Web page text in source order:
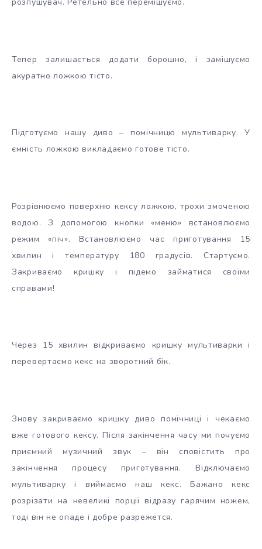
Тепер залишається додати борошно, і замішуємо
акуратно ложкою тісто.
Підготуємо нашу диво – помічницю мультиварку. У
ємність ложкою викладаємо готове тісто.
Розрівнюємо поверхню кексу ложкою, трохи змоченою
водою. З допомогою кнопки «меню» встановлюємо
режим «піч». Встановлюємо час приготування 15
хвилин і температуру 180 градусів. Стартуємо.
Закриваємо кришку і підемо займатися своїми
справами!
Через 15 хвилин відкриваємо кришку мультиварки і
перевертаємо кекс на зворотний бік.
Знову закриваємо кришку диво помічниці і чекаємо
вже готового кексу. Після закінчення часу ми почуємо
приємний музичний звук – він сповістить про
закінчення процесу приготування. Відключаємо
мультиварку і виймаємо наш кекс. Бажано кекс
розрізати на невеликі порції відразу гарячим ножем,
тоді він не опаде і добре разрежется.